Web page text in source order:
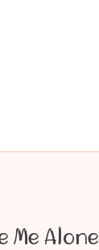
Alone